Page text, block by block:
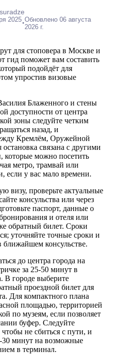
2025•Обновлено 06 августа
2026 г.
для стоповера в Москве и
гид поможет вам составить
подойдёт для
упростив визовые
Блаженного и стены
доступности от центра
зоны следуйте четким
назад, и
Кремлём, Оружейной
связана с другими
которые можно посетить
метро, трамвай или
если у вас мало времени.
визу, проверьте актуальные
консульства или через
паспорт, данные о
и отеля или
обратный билет. Сроки
уточняйте точные сроки и
консульстве.
до центра города на
за 25-50 минут в
В городе выберите
проездной билет для
Для компактного плана
площадью, территорией
по музеям, если позволяет
буфер. Следуйте
не сбиться с пути, и
30 минут на возможные
в терминал.